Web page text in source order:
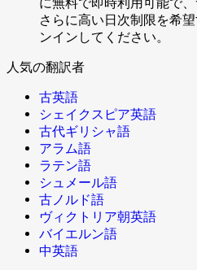
さらに高い日次制限を希
ンインしてください。
人気の翻訳者
古英語
シェイクスピア英語
古代ギリシャ語
アラム語
ラテン語
シュメール語
古ノルド語
ヴィクトリア朝英語
バイエルン語
中英語